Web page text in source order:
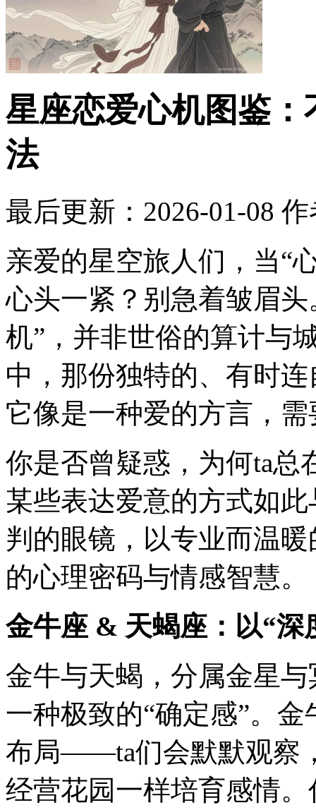
星座恋爱心机图鉴
法
最后更新：2026-01-08 作
亲爱的星空旅人们，当“
心头一紧？别急着皱眉
机”，并非世俗的算计与
中，那份独特的、有时
它像是一种爱的方言，
你是否曾疑惑，为何ta总
某些表达爱意的方式如
判的眼镜，以专业而温
的心理密码与情感智慧。
金牛座 & 天蝎座：以“深
金牛与天蝎，分属金星
一种极致的“确定感”。
布局——ta们会默默观察
经营花园一样培育感情